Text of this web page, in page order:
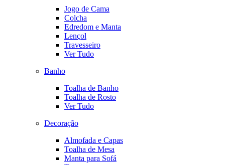
Jogo de Cama
Colcha
Edredom e Manta
Lençol
Travesseiro
Ver Tudo
Banho
Toalha de Banho
Toalha de Rosto
Ver Tudo
Decoração
Almofada e Capas
Toalha de Mesa
Manta para Sofá